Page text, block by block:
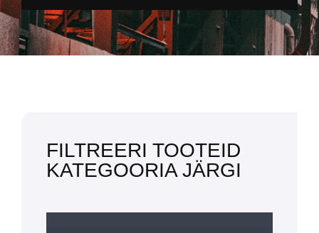
FILTREERI TOOTEID
KATEGOORIA JÄRGI